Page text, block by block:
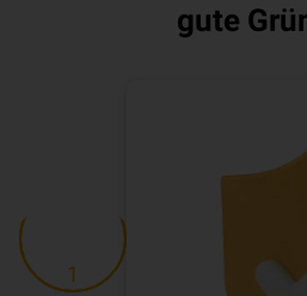
gute
1